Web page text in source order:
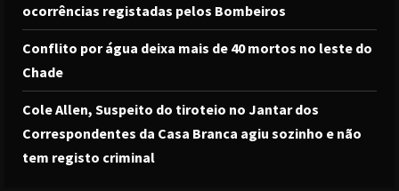
ocorrências registadas pelos Bombeiros
Conflito por água deixa mais de 40 mortos no leste do
Chade
Cole Allen, Suspeito do tiroteio no Jantar dos
Correspondentes da Casa Branca agiu sozinho e não
tem registo criminal